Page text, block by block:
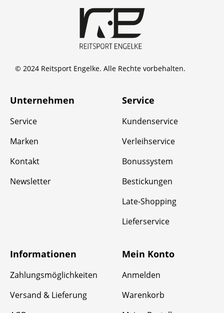
© 2024 Reitsport Engelke. Alle Rechte vorbehalten.
Unternehmen
Service
Marken
Kontakt
Newsletter
Service
Kundenservice
Verleihservice
Bonussystem
Bestickungen
Late-Shopping
Lieferservice
Informationen
Zahlungsmöglichkeiten
Versand & Lieferung
Mein Konto
Anmelden
Warenkorb